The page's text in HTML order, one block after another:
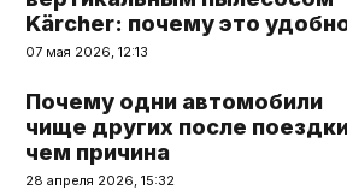
Kärcher: почему это
07 мая 2026, 12:13
Почему одни автомобили
чище других после
чем причина
28 апреля 2026, 15:32